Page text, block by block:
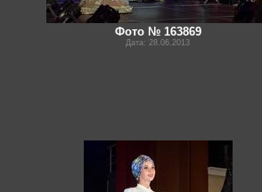
Фото № 163869
Дата: 28.06.2013